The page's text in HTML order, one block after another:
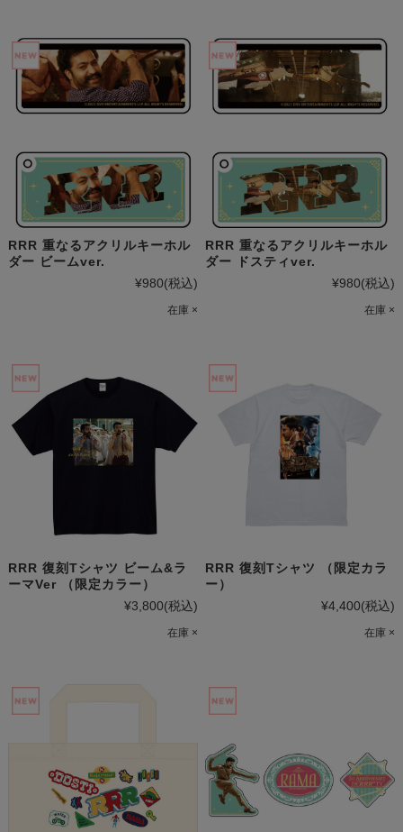
RRR 重なるアクリルキーホル
ダー ビームver.
¥980(税込)
在庫 ×
RRR 重なるアクリルキーホル
ダー ドスティver.
¥980(税込)
在庫 ×
RRR 復刻Tシャツ ビーム&ラ
ーマVer （限定カラー）
¥3,800(税込)
在庫 ×
RRR 復刻Tシャツ （限定カラ
ー）
¥4,400(税込)
在庫 ×